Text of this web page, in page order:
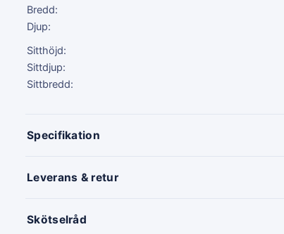
Bredd:
Djup:
Sitthöjd:
Sittdjup:
Sittbredd:
Specifikation
Leverans & retur
Skötselråd